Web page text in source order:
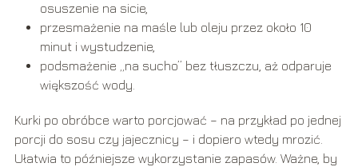
osuszenie na sicie,
przesmażenie na maśle lub oleju przez około 10
minut i wystudzenie,
podsmażenie „na sucho” bez tłuszczu, aż odparuje
większość wody.
Kurki po obróbce warto porcjować – na przykład po jednej
porcji do sosu czy jajecznicy – i dopiero wtedy mrozić.
Ułatwia to późniejsze wykorzystanie zapasów. Ważne, by